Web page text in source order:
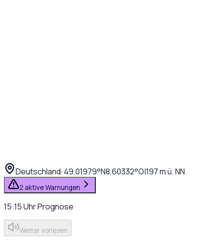
Deutschland··49,01979°N8,60332°O|197m ü. NN
2 aktive Warnungen
15:15UhrPrognose
Wetter vorlesen